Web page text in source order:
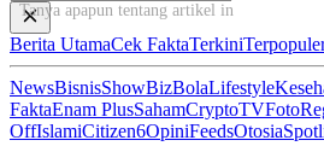
Tanya apapun tentang artikel ini...
Berita UtamaCek FaktaTerkini
NewsBisnisShowBizBolaLifestyle
FaktaEnam PlusSahamCryptoTVFoto
OffIslamiCitizen6OpiniFeedsOtosia